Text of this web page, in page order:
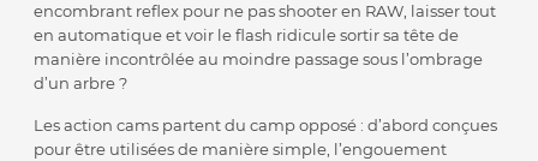
encombrant reflex pour ne pas shooter en RAW, laisser tout
en automatique et voir le flash ridicule sortir sa tête de
manière incontrôlée au moindre passage sous l’ombrage
d’un arbre ?
Les action cams partent du camp opposé : d’abord conçues
pour être utilisées de manière simple, l’engouement